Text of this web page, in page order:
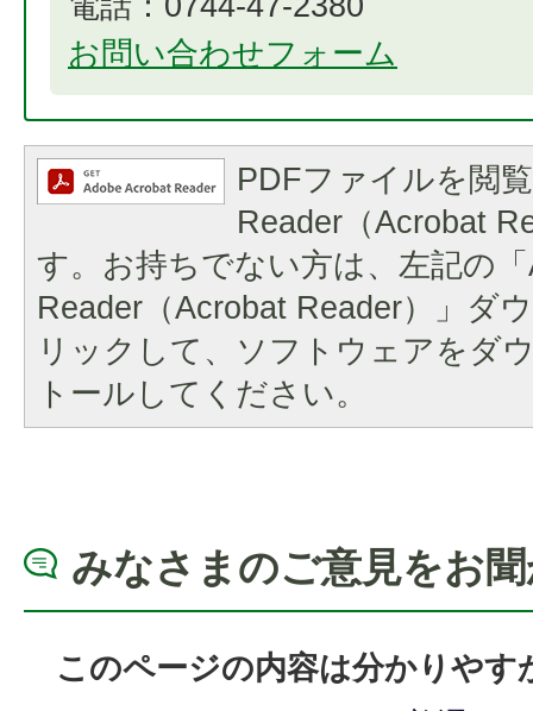
お問い合わせフォーム
PDFファイルを閲
Reader（Acrobat
す。お持ちでない方は、左記の
Reader（Acrobat Reader）」ダ
リックして、ソフトウェアをダ
トールしてください。
みなさまのご意見をお
このページの内容は分かりやす